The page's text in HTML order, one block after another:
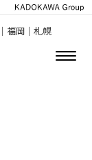
福岡｜札幌